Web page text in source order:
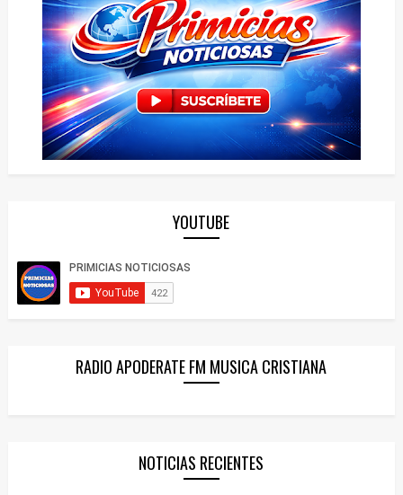
YOUTUBE
RADIO APODERATE FM MUSICA CRISTIANA
NOTICIAS RECIENTES